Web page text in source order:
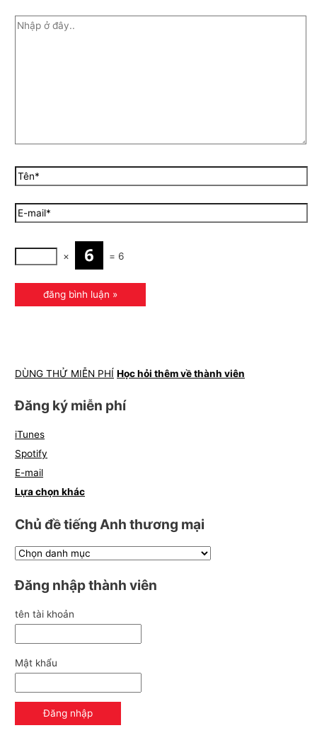
× = 6
DÙNG THỬ MIỄN PHÍ Học hỏi thêm về thành viên
Đăng ký miễn phí
iTunes
Spotify
E-mail
Lựa chọn khác
Chủ đề tiếng Anh thương mại
Đăng nhập thành viên
tên tài khoản
Mật khẩu